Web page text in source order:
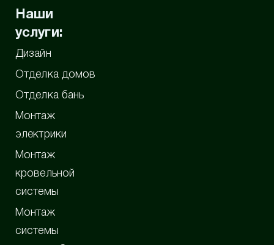
Наши
услуги:
Дизайн
Отделка домов
Отделка бань
Монтаж
электрики
Монтаж
кровельной
системы
Монтаж
системы